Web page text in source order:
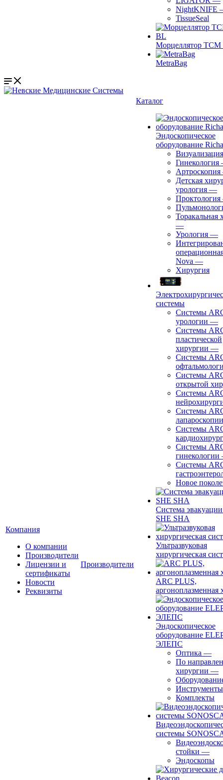
NightKNIFE
TissueSeal
Морцеллятор ТСМ
MetraBag
Компания
О компании
Производители
Лицензии и
сертификаты
Новости
Реквизиты
Производители
Каталог
Эндоскопическое
оборудование
Визуализация
Гинекология
Артроскопия
Детская
урология —
Проктология
Торакальная
—
Урология —
Nova —
Хирургия
системы
Системы
урологии —
Системы
пластической
хирургии —
Системы
Системы
открытой
Системы
Системы
лапароскопии
Системы
Системы
гинекологии
Системы
Новое
Система
SHE SHA
Ультразвуковая
хирургическая
ARC PLUS,
аргоноплазменная
Эндоскопическое
оборудование
ЭЛЕПС
Оптика —
По
хирургии —
Инструменты
Комплекты
системы
стойки —
Эндоскопы